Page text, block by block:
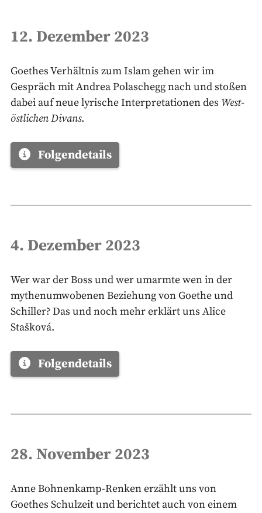
12. Dezember 2023
Goethes Verhältnis zum Islam gehen wir im
Gespräch mit Andrea Polaschegg nach und stoßen
dabei auf neue lyrische Interpretationen des West-
östlichen Divans.
Folgendetails
4. Dezember 2023
Wer war der Boss und wer umarmte wen in der
mythenumwobenen Beziehung von Goethe und
Schiller? Das und noch mehr erklärt uns Alice
Stašková.
Folgendetails
28. November 2023
Anne Bohnenkamp-Renken erzählt uns von
Goethes Schulzeit und berichtet auch von einem